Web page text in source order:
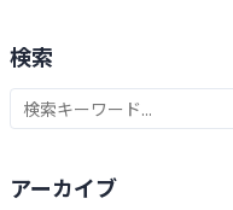
検索
アーカイブ